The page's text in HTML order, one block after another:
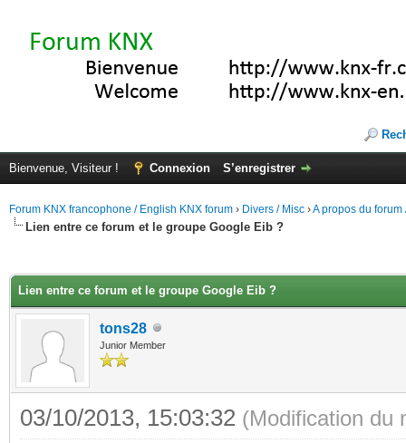
Bienvenue, Visiteur ! Connexion S’enregistrer
Forum KNX francophone / English KNX forum › Divers / Misc ›A propos du forum
Lien entre ce forum et le groupe Google Eib ?
Lien entre ce forum et le groupe Google Eib ?
tons28
Junior Member
03/10/2013, 15:03:32 (Modification du